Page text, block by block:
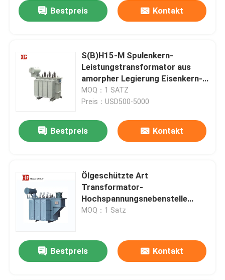
Bestpreis Kontakt
S(B)H15-M Spulenkern-
Leistungstransformator aus
amorpher Legierung Eisenkern-
Transformator
MOQ：1 SATZ
Preis：USD500-5000
Bestpreis Kontakt
Ölgeschützte Art
Transformator-
Hochspannungsnebenstelle
33KV 11kv
MOQ：1 Satz
Bestpreis Kontakt